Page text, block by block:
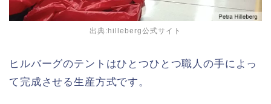
出典:hilleberg公式サイト
ヒルバーグのテントはひとつひとつ職人の手によっ
て完成させる生産方式です。